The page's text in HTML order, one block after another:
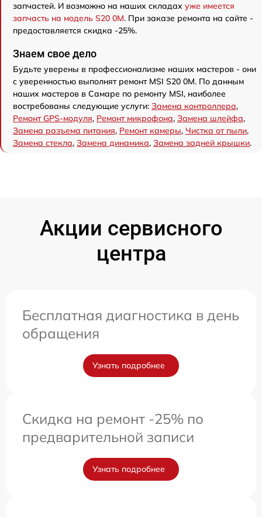
запчастей. И возможно на наших складах уже имеется
запчасть на модель S20 0M. При заказе ремонта на сайте -
предоставляется скидка -25%.
Знаем свое дело
Будьте уверены в профессионализме наших мастеров - они
с уверенностью выполнят ремонт MSI S20 0M. По данным
наших мастеров в Самаре по ремонту MSI, наиболее
востребованы следующие услуги: Замена контроллера,
Ремонт GPS-модуля, Ремонт микрофона, Замена шлейфа,
Замена разъема питания, Ремонт камеры, Чистка от пыли,
Замена стекла, Замена динамика, Замена задней крышки.
Акции сервисного
центра
Бесплатная диагностика в день
обращения
Узнать подробнее
Скидка на ремонт -25% по
предварительной записи
Узнать подробнее